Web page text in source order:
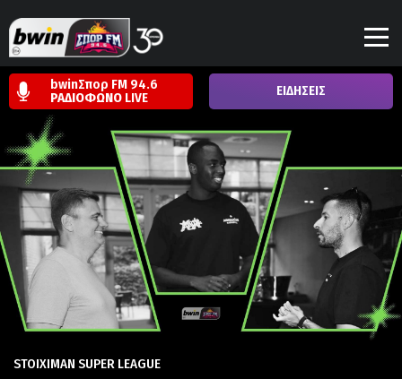
bwinΣπορ FM 94.6
ΡΑΔΙΟΦΩΝΟ LIVE ΕΙΔΗΣΕΙΣ
STOIXIMAN SUPER LEAGUE